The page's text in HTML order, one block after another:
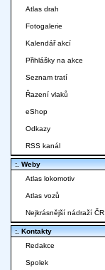
Atlas drah
Fotogalerie
Kalendář akcí
Přihlášky na akce
Seznam tratí
Řazení vlaků
eShop
Odkazy
RSS kanál
:. Weby
Atlas lokomotiv
Atlas vozů
Nejkrásnější nádraží ČR
:. Kontakty
Redakce
Spolek